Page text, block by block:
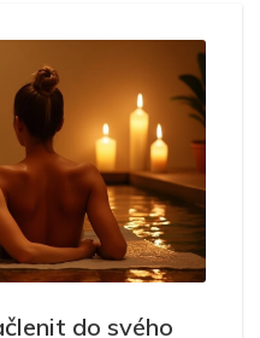
do svého